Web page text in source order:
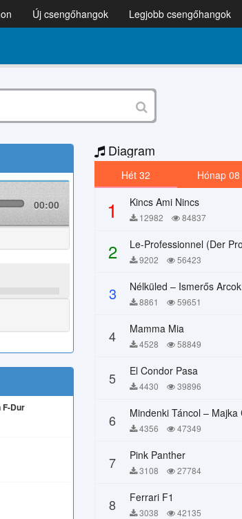
Új csengőhangok Legjobb csengőhangok
00:00
F-Dur
Diagram
Hét 32 Hónap 08
1 Kincs Ami Nincs
12982 84837
2 9202 56423
3 Nélküled – Ismerős Arcok
8861 59651
4 Mamma Mia
4528 58849
5 El Condor Pasa
4430 39896
6 4356 47349
7 Pink Panther
3108 27784
8 Ferrari F1
3038 42135